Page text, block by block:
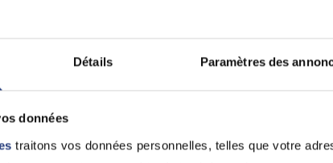
Détails Paramètres des
données
traitons vos données personnelles, telles que votre
Email *
En validant ce formulaire, j'accepte la